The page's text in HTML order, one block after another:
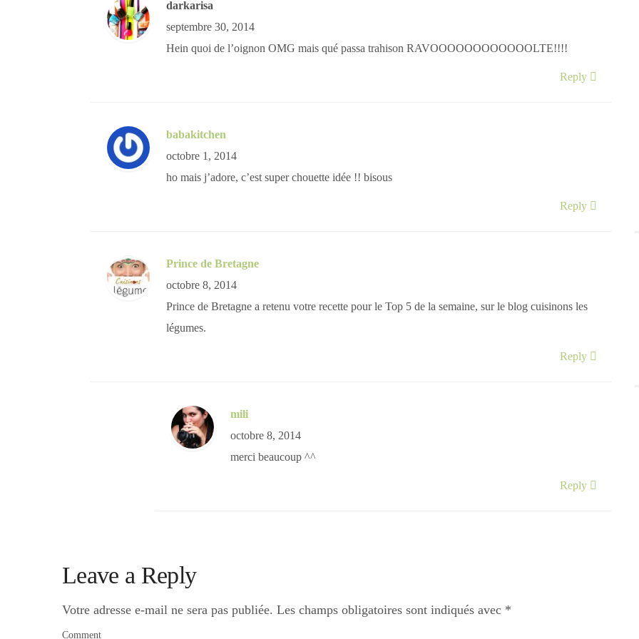
darkarisa
septembre 30, 2014
Hein quoi de l’oignon OMG mais qué passa trahison RAVOOOOOOOOOOOOLTE!!!!
Reply
babakitchen
octobre 1, 2014
ho mais j’adore, c’est super chouette idée !! bisous
Reply
Prince de Bretagne
octobre 8, 2014
Prince de Bretagne a retenu votre recette pour le Top 5 de la semaine, sur le blog cuisinons les
légumes.
Reply
mili
octobre 8, 2014
merci beaucoup ^^
Reply
Leave a Reply
Votre adresse e-mail ne sera pas publiée. Les champs obligatoires sont indiqués avec *
Comment